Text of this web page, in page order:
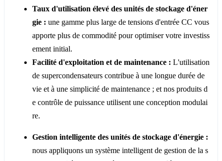
Taux d'utilisation élevé des unités de stockage d'éner
gie : une gamme plus large de tensions d'entrée CC vous
apporte plus de commodité pour optimiser votre investiss
ement initial.
Facilité d'exploitation et de maintenance : L'utilisation
de supercondensateurs contribue à une longue durée de
vie et à une simplicité de maintenance ; et nos produits d
e contrôle de puissance utilisent une conception modulai
re.
Gestion intelligente des unités de stockage d'énergie :
nous appliquons un système intelligent de gestion de la s